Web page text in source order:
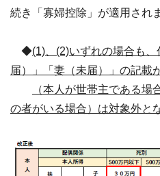
続き「寡婦控除」が適用され
◆(1)、(2)いずれの場合も
届）」「妻（未届）」の記載
（本人が世帯主である場
の者がいる場合）は対象外と